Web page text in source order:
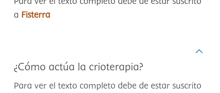
a Fisterra
¿Cómo actúa la crioterapia?
Para ver el texto completo debe de estar suscrito